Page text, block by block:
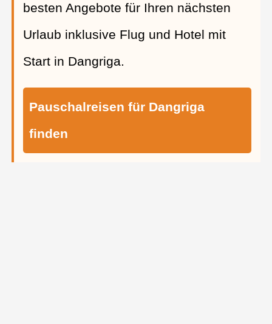
besten Angebote für Ihren nächsten
Urlaub inklusive Flug und Hotel mit
Start in Dangriga.
Pauschalreisen für Dangriga
finden